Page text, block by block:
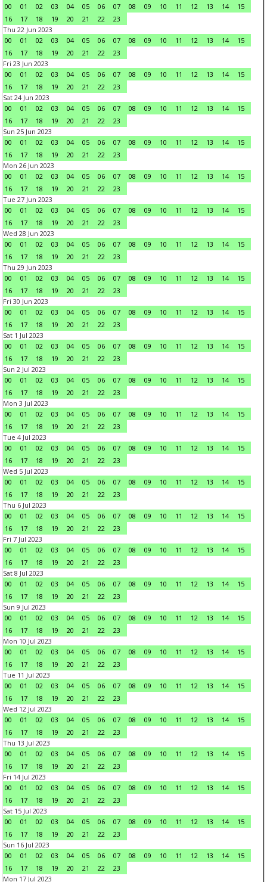
00
01 02 03 04 05 06 07 08 09 10 11 12 13 14
15
16
17 18 19 20 21 22
23
Thu 22 Jun 2023
00
01 02 03 04 05 06 07 08 09 10 11 12 13 14
15
16
17 18 19 20 21 22
23
Fri 23 Jun 2023
00
01 02 03 04 05 06 07 08 09 10 11 12 13 14
15
16
17 18 19 20 21 22
23
Sat 24 Jun 2023
00
01 02 03 04 05 06 07 08 09 10 11 12 13 14
15
16
17 18 19 20 21 22
23
Sun 25 Jun 2023
00
01 02 03 04 05 06 07 08 09 10 11 12 13 14
15
16
17 18 19 20 21 22
23
Mon 26 Jun 2023
00
01 02 03 04 05 06 07 08 09 10 11 12 13 14
15
16
17 18 19 20 21 22
23
Tue 27 Jun 2023
00
01 02 03 04 05 06 07 08 09 10 11 12 13 14
15
16
17 18 19 20 21 22
23
Wed 28 Jun 2023
00
01 02 03 04 05 06 07 08 09 10 11 12 13 14
15
16
17 18 19 20 21 22
23
Thu 29 Jun 2023
00
01 02 03 04 05 06 07 08 09 10 11 12 13 14
15
16
17 18 19 20 21 22
23
Fri 30 Jun 2023
00
01 02 03 04 05 06 07 08 09 10 11 12 13 14
15
16
17 18 19 20 21 22
23
Sat 1 Jul 2023
00
01 02 03 04 05 06 07 08 09 10 11 12 13 14
15
16
17 18 19 20 21 22
23
Sun 2 Jul 2023
00
01 02 03 04 05 06 07 08 09 10 11 12 13 14
15
16
17 18 19 20 21 22
23
Mon 3 Jul 2023
00
01 02 03 04 05 06 07 08 09 10 11 12 13 14
15
16
17 18 19 20 21 22
23
Tue 4 Jul 2023
00
01 02 03 04 05 06 07 08 09 10 11 12 13 14
15
16
17 18 19 20 21 22
23
Wed 5 Jul 2023
00
01 02 03 04 05 06 07 08 09 10 11 12 13 14
15
16
17 18 19 20 21 22
23
Thu 6 Jul 2023
00
01 02 03 04 05 06 07 08 09 10 11 12 13 14
15
16
17 18 19 20 21 22
23
Fri 7 Jul 2023
00
01 02 03 04 05 06 07 08 09 10 11 12 13 14
15
16
17 18 19 20 21 22
23
Sat 8 Jul 2023
00
01 02 03 04 05 06 07 08 09 10 11 12 13 14
15
16
17 18 19 20 21 22
23
Sun 9 Jul 2023
00
01 02 03 04 05 06 07 08 09 10 11 12 13 14
15
16
17 18 19 20 21 22
23
Mon 10 Jul 2023
00
01 02 03 04 05 06 07 08 09 10 11 12 13 14
15
16
17 18 19 20 21 22
23
Tue 11 Jul 2023
00
01 02 03 04 05 06 07 08 09 10 11 12 13 14
15
16
17 18 19 20 21 22
23
Wed 12 Jul 2023
00
01 02 03 04 05 06 07 08 09 10 11 12 13 14
15
16
17 18 19 20 21 22
23
Thu 13 Jul 2023
00
01 02 03 04 05 06 07 08 09 10 11 12 13 14
15
16
17 18 19 20 21 22
23
Fri 14 Jul 2023
00
01 02 03 04 05 06 07 08 09 10 11 12 13 14
15
16
17 18 19 20 21 22
23
Sat 15 Jul 2023
00
01 02 03 04 05 06 07 08 09 10 11 12 13 14
15
16
17 18 19 20 21 22
23
Sun 16 Jul 2023
00
01 02 03 04 05 06 07 08 09 10 11 12 13 14
15
16
17 18 19 20 21 22
23
Mon 17 Jul 2023